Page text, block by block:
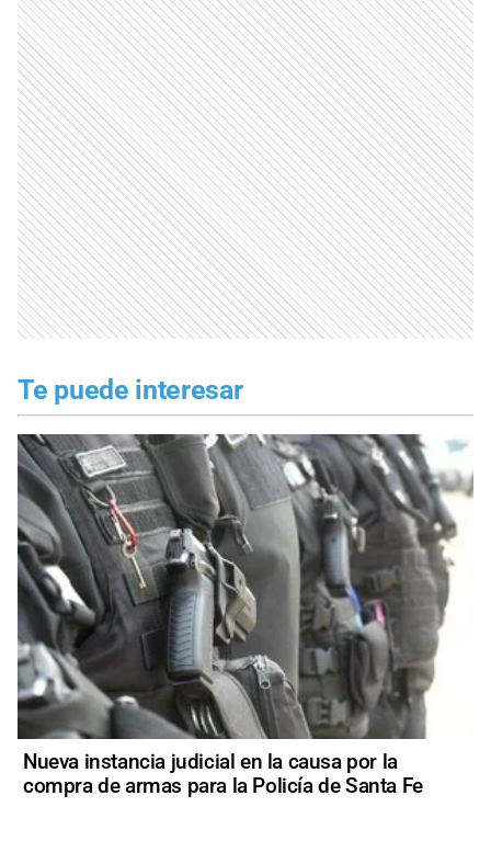
Te puede interesar
Nueva instancia judicial en la causa por la
compra de armas para la Policía de Santa Fe